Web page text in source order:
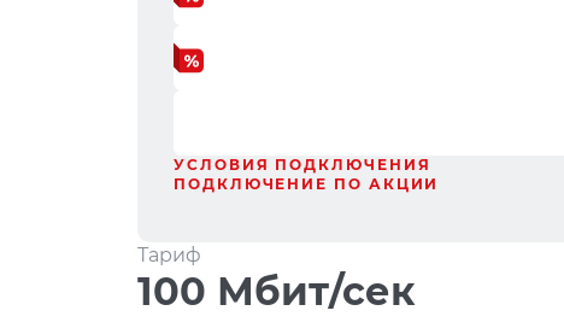
УСЛОВИЯ ПОДКЛЮЧЕНИЯ
ПОДКЛЮЧЕНИЕ ПО АКЦИИ
Тариф
100 Мбит/сек